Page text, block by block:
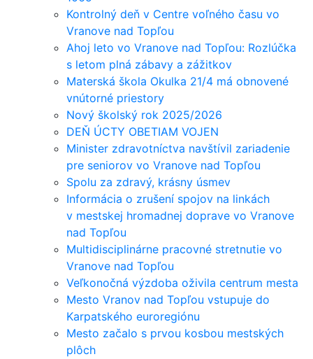
Kontrolný deň v Centre voľného času vo
Vranove nad Topľou
Ahoj leto vo Vranove nad Topľou: Rozlúčka
s letom plná zábavy a zážitkov
Materská škola Okulka 21/4 má obnovené
vnútorné priestory
Nový školský rok 2025/2026
DEŇ ÚCTY OBETIAM VOJEN
Minister zdravotníctva navštívil zariadenie
pre seniorov vo Vranove nad Topľou
Spolu za zdravý, krásny úsmev
Informácia o zrušení spojov na linkách
v mestskej hromadnej doprave vo Vranove
nad Topľou
Multidisciplinárne pracovné stretnutie vo
Vranove nad Topľou
Veľkonočná výzdoba oživila centrum mesta
Mesto Vranov nad Topľou vstupuje do
Karpatského euroregiónu
Mesto začalo s prvou kosbou mestských
plôch